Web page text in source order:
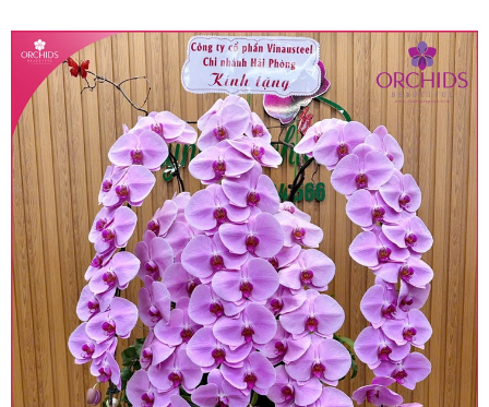
• Giá trên được miễn ship giao trong nội thành,
miễn phí in thiệp - banner theo yêu cầu khách
hàng.
• Beautiful Orchids liên kết với các cửa hàng
trên toàn quốc để phục vụ giao hoa tận nơi, mỗi
khu vực sẽ có mức giá khác nhau (tùy vào chi
phí mặt bằng, nguyên vật liệu,..) nên giá có thể sẽ
thay đổi so với giá niêm yết trên website. Khách
hàng ở Tỉnh thành khác vui lòng chủ động hỏi lại
giá trước khi đặt hàng, shop sẽ chủ động báo giá
chính xác khi có địa chỉ giao hàng cụ thể.